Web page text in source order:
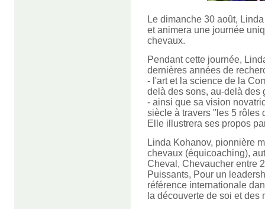
Le dimanche 30 août,
et animera une journée
chevaux.
Pendant cette journée,
dernières années de
- l'art et la science de la
delà des sons, au-delà des
- ainsi que sa vision
siècle à travers "les 5 rôles
Elle illustrera ses propos
Linda Kohanov, pionnière
chevaux (équicoaching),
Cheval, Chevaucher entre
Puissants, Pour un
référence internationale
la découverte de soi et